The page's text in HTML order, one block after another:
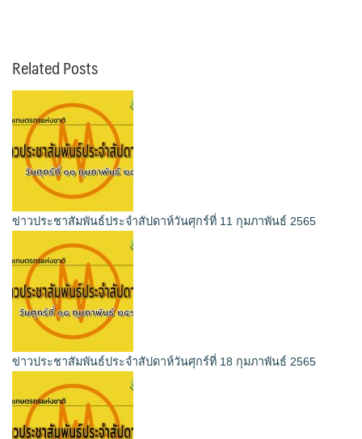
Related Posts
ข่าวประชาสัมพันธ์ประจำสัปดาห์วันศุกร์ที่ 11 กุมภาพันธ์ 2565
ข่าวประชาสัมพันธ์ประจำสัปดาห์วันศุกร์ที่ 18 กุมภาพันธ์ 2565